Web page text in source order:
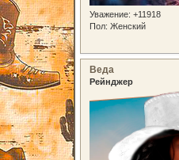
Уважение: +11918
Пол: Женский
Веда
Рейнджер